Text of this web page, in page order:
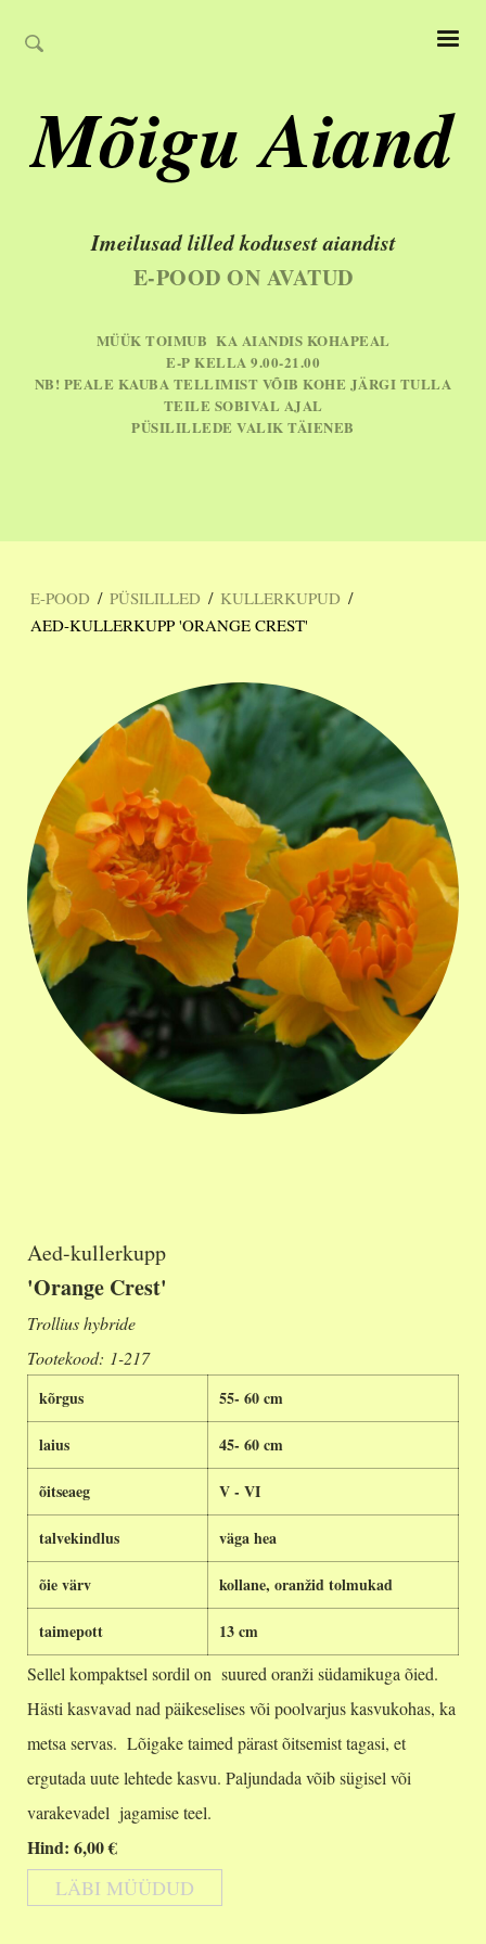
Mõigu Aiand
Imeilusad lilled kodusest aiandist
E-POOD ON AVATUD
MÜÜK TOIMUB KA AIANDIS KOHAPEAL
E-P KELLA 9.00-21.00
NB! PEALE KAUBA TELLIMIST VÕIB KOHE JÄRGI TULLA
TEILE SOBIVAL AJAL
PÜSILILLEDE VALIK TÄIENEB
E-POOD / PÜSILILLED / KULLERKUPUD /
AED-KULLERKUPP 'ORANGE CREST'
Aed-kullerkupp
'Orange Crest'
Trollius hybride
Tootekood: 1-217
kõrgus
55- 60 cm
laius 45- 60 cm
õitseaeg V - VI
talvekindlus väga hea
õie värv kollane, oranžid tolmukad
taimepott
13 cm
Sellel kompaktsel sordil on suured oranži südamikuga õied.
Hästi kasvavad nad päikeselises või poolvarjus kasvukohas, ka
metsa servas. Lõigake taimed pärast õitsemist tagasi, et
ergutada uute lehtede kasvu. Paljundada võib sügisel või
varakevadel jagamise teel.
Hind: 6,00 €
LÄBI MÜÜDUD